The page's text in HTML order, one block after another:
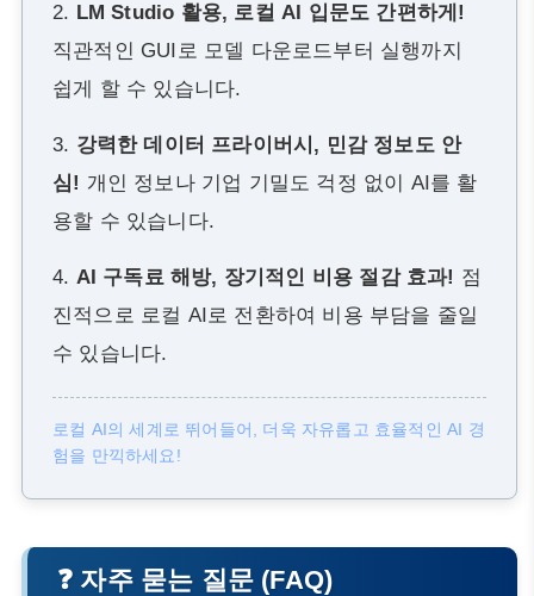
2. LM Studio 활용, 로컬 AI 입문도 간편하게!
직관적인 GUI로 모델 다운로드부터 실행까지
쉽게 할 수 있습니다.
3. 강력한 데이터 프라이버시, 민감 정보도 안
심! 개인 정보나 기업 기밀도 걱정 없이 AI를 활
용할 수 있습니다.
4. AI 구독료 해방, 장기적인 비용 절감 효과! 점
진적으로 로컬 AI로 전환하여 비용 부담을 줄일
수 있습니다.
로컬 AI의 세계로 뛰어들어, 더욱 자유롭고 효율적인 AI 경
험을 만끽하세요!
❓ 자주 묻는 질문 (FAQ)